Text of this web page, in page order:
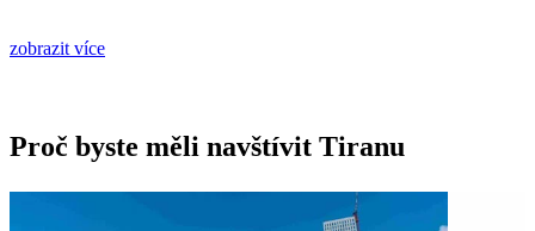
zobrazit více
Proč byste měli navštívit Tiranu